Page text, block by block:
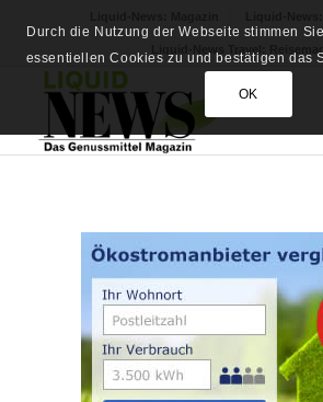
Durch die Nutzung der Webseite stimmen
essentiellen Cookies zu und bestätigen das
OK